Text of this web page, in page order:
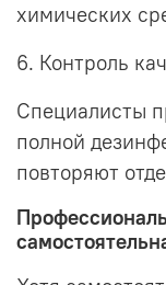
химических
6. Контроль
Специалисты
полной
повторяют